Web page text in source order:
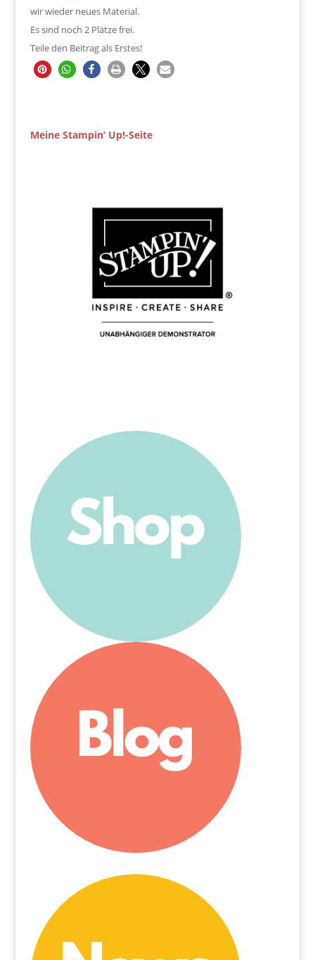
wir wieder neues Material.
Es sind noch 2 Plätze frei.
Teile den Beitrag als Erstes!
Meine Stampin‘ Up!-Seite